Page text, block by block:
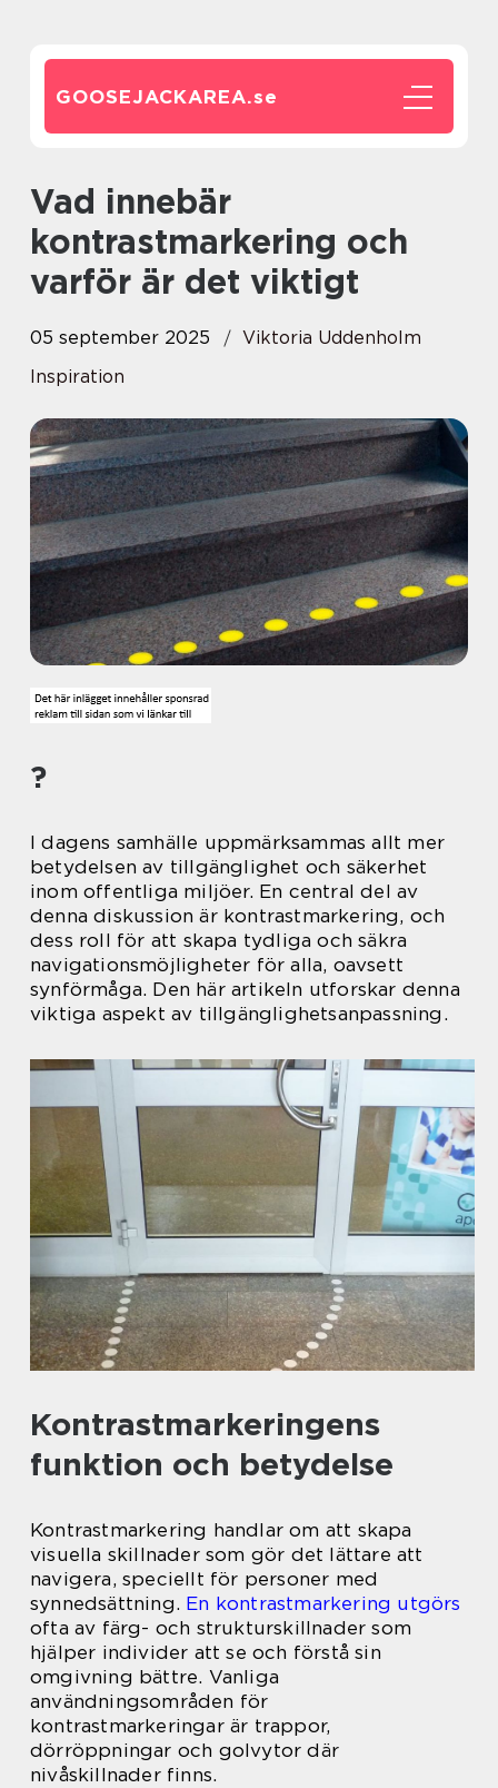
GOOSEJACKAREA.se
Vad innebär
kontrastmarkering och
varför är det viktigt
05 september 2025
Viktoria Uddenholm
Inspiration
?
I dagens samhälle uppmärksammas allt mer
betydelsen av tillgänglighet och säkerhet
inom offentliga miljöer. En central del av
denna diskussion är kontrastmarkering, och
dess roll för att skapa tydliga och säkra
navigationsmöjligheter för alla, oavsett
synförmåga. Den här artikeln utforskar denna
viktiga aspekt av tillgänglighetsanpassning.
Kontrastmarkeringens
funktion och betydelse
Kontrastmarkering handlar om att skapa
visuella skillnader som gör det lättare att
navigera, speciellt för personer med
synnedsättning. En kontrastmarkering utgörs
ofta av färg- och strukturskillnader som
hjälper individer att se och förstå sin
omgivning bättre. Vanliga
användningsområden för
kontrastmarkeringar är trappor,
dörröppningar och golvytor där
nivåskillnader finns.